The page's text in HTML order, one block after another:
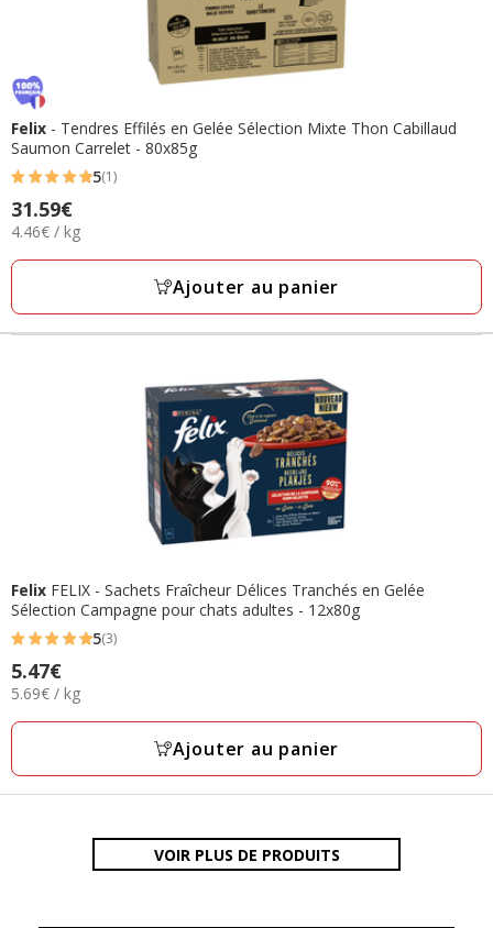
Felix - Tendres Effilés en Gelée Sélection Mixte Thon Cabillaud
Saumon Carrelet - 80x85g
5
étoiles
avec
1
5(1)
Prix
31.59€
31.59€
4.46€
Kg
4.46€ / kg
Ajouter au panier
Felix FELIX - Sachets Fraîcheur Délices Tranchés en Gelée
Sélection Campagne pour chats adultes - 12x80g
5
étoiles
avec
3
5(3)
Prix
5.47€
5.47€
5.69€
Kg
5.69€ / kg
Ajouter au panier
VOIR PLUS DE PRODUITS